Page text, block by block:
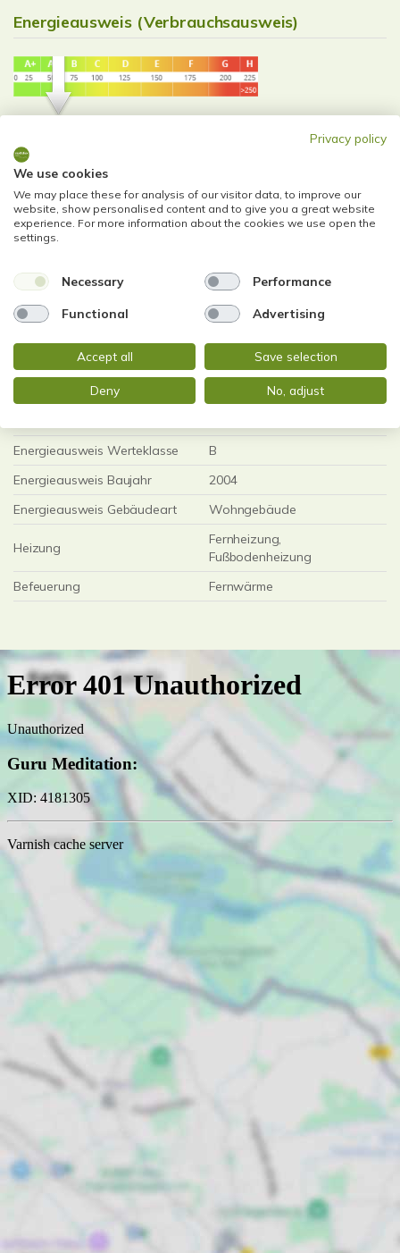
Energieausweis (Verbrauchsausweis)
Weitere Informationen
Wesentlicher Energieträger
Fernwärme
Energieausweis Ausstelldatum
2018-11-07
Energieausweis gültig bis
07.11.2028
Energieausweis Jahrgang
ab dem 1.5.2014
Energieverbrauch für
Energieausweis Werteklasse
B
Energieausweis Baujahr
2004
Energieausweis Gebäudeart
Wohngebäude
Heizung
Fernheizung,
Fußbodenheizung
Befeuerung
Fernwärme
Privacy policy
We use cookies
We may place these for analysis of our visitor data, to improve our
website, show personalised content and to give you a great website
experience. For more information about the cookies we use open the
settings.
Necessary Performance
Functional Advertising
Accept all Save selection
Deny No, adjust